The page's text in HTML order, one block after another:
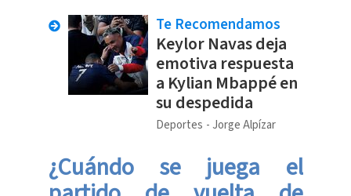
Te Recomendamos
Keylor Navas deja
emotiva respuesta
a Kylian Mbappé en
su despedida
Deportes Jorge Alpízar
¿Cuándo se juega el